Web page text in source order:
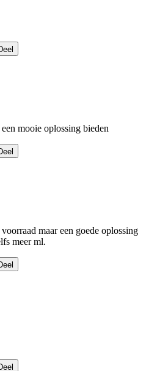
mooie oplossing bieden
maar een goede oplossing
meer ml.